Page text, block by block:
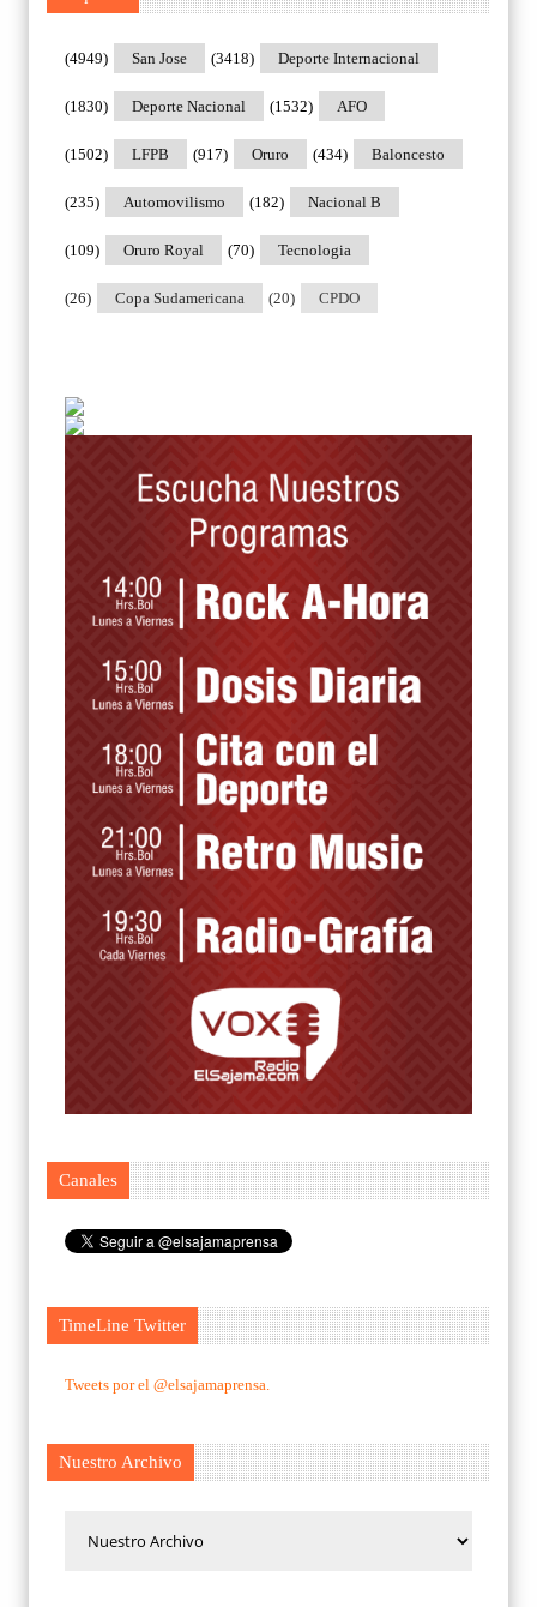
San Jose
(4949) Deporte Internacional
(3418)
Deporte Nacional
(1830) AFO
(1532)
LFPB
(1502) Oruro
(917) Baloncesto
(434)
Automovilismo
(235) Nacional B
(182)
Oruro Royal
(109) Tecnologia
(70)
Copa Sudamericana
(26) CPDO
(20)
Canales
TimeLine Twitter
Tweets por el @elsajamaprensa.
Nuestro Archivo